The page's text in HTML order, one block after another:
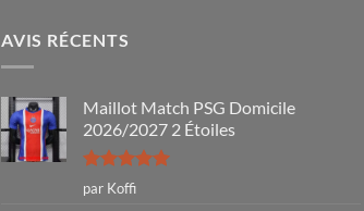
AVIS RÉCENTS
Maillot Match PSG Domicile
2026/2027 2 Étoiles
Note5sur
5
par Koffi